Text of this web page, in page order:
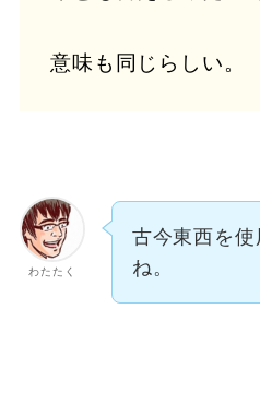
意味も同じらしい。
わたたく
古今東西を
ね。